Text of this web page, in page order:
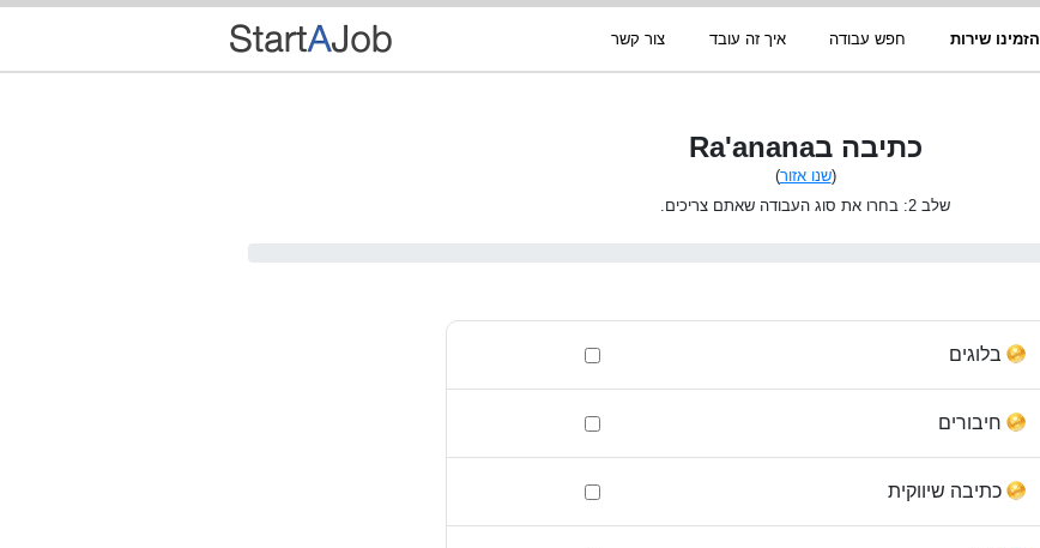
הזמינו שירות חפש עבודה איך זה עובד צור קשר
כתיבה בRa'anana
(שנו אזור)
שלב 2: בחרו את סוג העבודה שאתם צריכים.
בלוגים
חיבורים
כתיבה שיווקית